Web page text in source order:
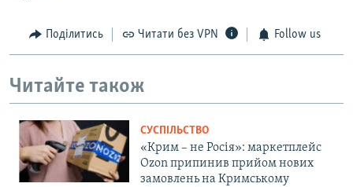
Поділитись Читати без VPN Follow us
Читайте також
СУСПІЛЬСТВО
«Крим – не Росія»: маркетплейс
Ozon припинив прийом нових
замовлень на Кримському